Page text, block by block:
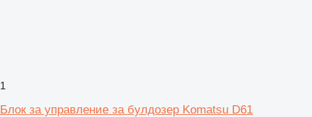
1
Блок за управление за булдозер Komatsu D61